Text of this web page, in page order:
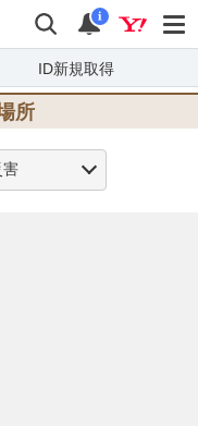
検索 通知
i
ID新規取得
所
害